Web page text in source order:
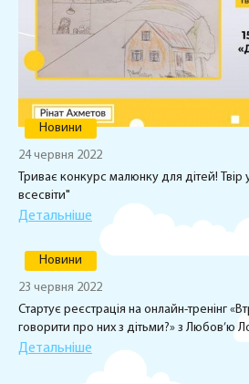
Новини
24 червня 2022
Триває конкурс малюнку для дітей! Твір
всесвіти"
Детальніше
Новини
23 червня 2022
Стартує реєстрація на онлайн-тренінг
говорити про них з дітьми?» з Любов’ю
Детальніше